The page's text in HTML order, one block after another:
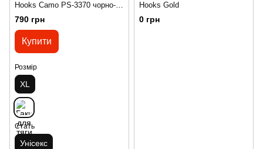
Hooks Camo PS-3370 чорно-
сірі (XL)
790 грн
Купити
Розмір
XL
Стать
Унісекс
Hooks Gold
0 грн